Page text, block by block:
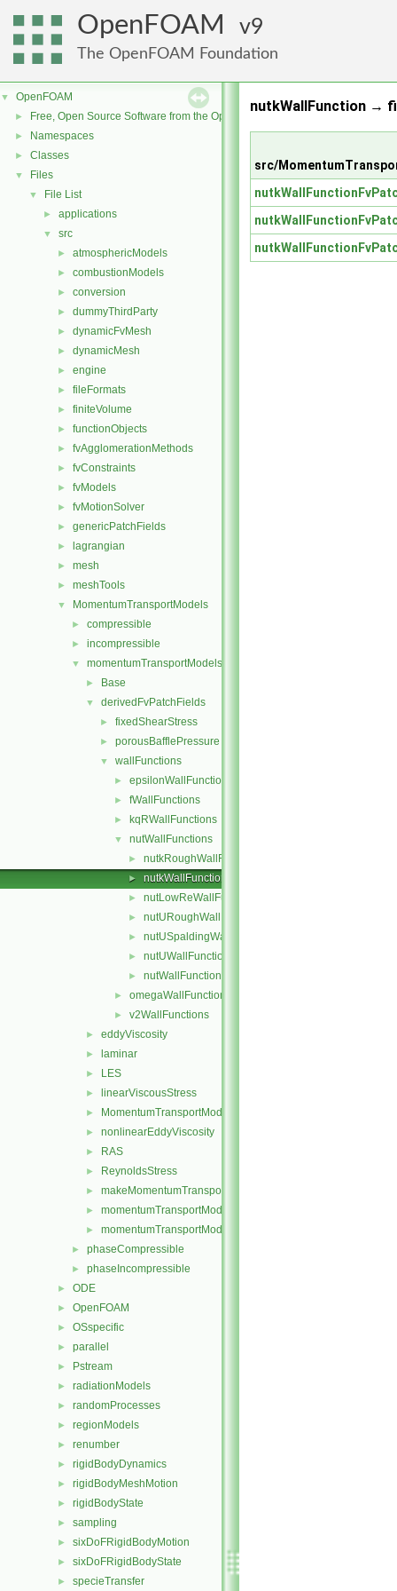
OpenFOAM 9
The OpenFOAM Foundation
▼ OpenFOAM
► Free, Open Source Software from the OpenFOAM Foundation
► Namespaces
► Classes
▼ Files
▼ File List
► applications
▼ src
► atmosphericModels
► combustionModels
► conversion
► dummyThirdParty
► dynamicFvMesh
► dynamicMesh
► engine
► fileFormats
► finiteVolume
► functionObjects
► fvAgglomerationMethods
► fvConstraints
► fvModels
► fvMotionSolver
► genericPatchFields
► lagrangian
► mesh
► meshTools
▼ MomentumTransportModels
► compressible
► incompressible
▼ momentumTransportModels
► Base
▼ derivedFvPatchFields
► fixedShearStress
► porousBafflePressure
▼ wallFunctions
► epsilonWallFunctions
► fWallFunctions
► kqRWallFunctions
▼ nutWallFunctions
► nutkRoughWallFunction
► nutkWallFunction
► nutLowReWallFunction
► nutURoughWallFunction
► nutUSpaldingWallFunction
► nutUWallFunction
► nutWallFunction
► omegaWallFunctions
► v2WallFunctions
► eddyViscosity
► laminar
► LES
► linearViscousStress
► MomentumTransportModel
► nonlinearEddyViscosity
► RAS
► ReynoldsStress
► makeMomentumTransportModel.H
► momentumTransportModel.C
► momentumTransportModel.H
► phaseCompressible
► phaseIncompressible
► ODE
► OpenFOAM
► OSspecific
► parallel
► Pstream
► radiationModels
► randomProcesses
► regionModels
► renumber
► rigidBodyDynamics
► rigidBodyMeshMotion
► rigidBodyState
► sampling
► sixDoFRigidBodyMotion
► sixDoFRigidBodyState
► specieTransfer
nutkWallFunction →
src/